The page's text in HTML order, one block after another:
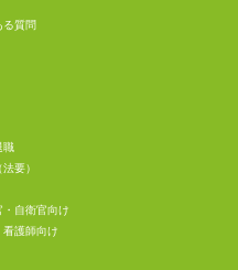
る質問
職
要）
・自衛官向け
看護師向け